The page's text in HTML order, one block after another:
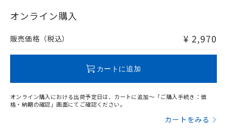
在庫等で未対応品が混在する可能性があります。
問い合わせください。
オンライン購入
販売価格（税込） ¥ 2,970
カートに追加
オンライン購入における出荷予定日は、カートに追加～「ご購入手続き：価
格・納期の確認」画面にてご確認ください。
カートをみる